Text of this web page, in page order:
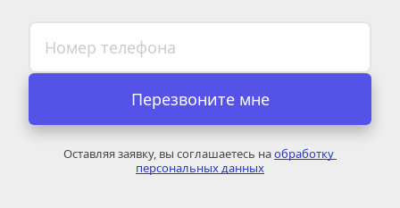
Перезвоните мне
Оставляя заявку, вы соглашаетесь на обработку
персональных данных